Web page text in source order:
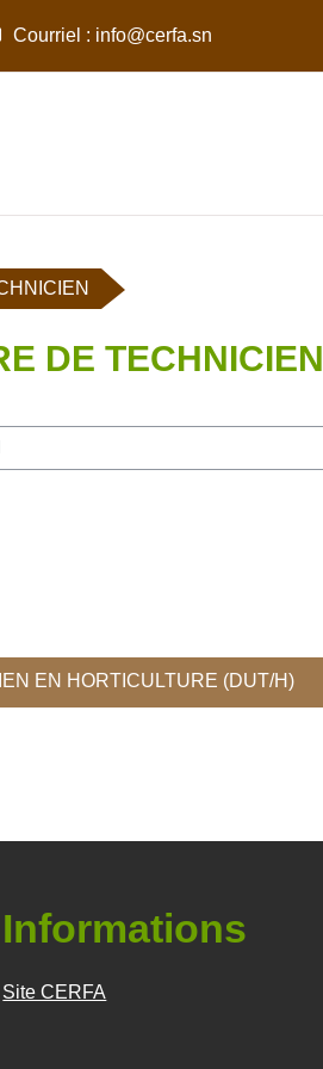
Courriel : info@cerfa.sn
DE TECHNICIEN
EN HORTICULTURE (DUT/H)
Informations
Site CERFA